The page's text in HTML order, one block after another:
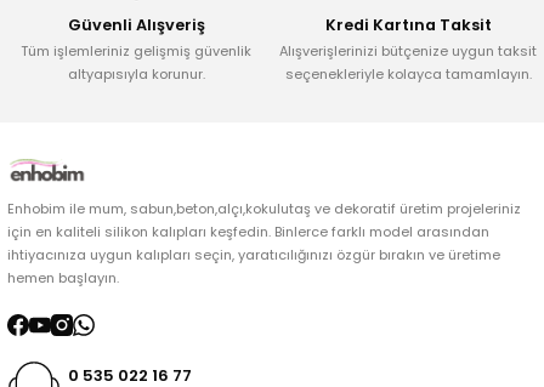
Güvenli Alışveriş
Tüm işlemleriniz gelişmiş güvenlik
altyapısıyla korunur.
Kredi Kartına Taksit
Alışverişlerinizi bütçenize uygun taksit
seçenekleriyle kolayca tamamlayın.
Enhobim ile mum, sabun,beton,alçı,kokulutaş ve dekoratif üretim projeleriniz
için en kaliteli silikon kalıpları keşfedin. Binlerce farklı model arasından
ihtiyacınıza uygun kalıpları seçin, yaratıcılığınızı özgür bırakın ve üretime
hemen başlayın.
0 535 022 16 77